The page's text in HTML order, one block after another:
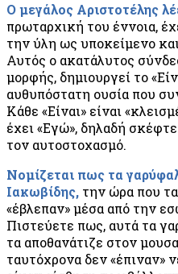
Ο μεγάλος Αριστοτέλης
πρωταρχική του έννοια,
την ύλη ως υποκείμενο
Αυτός ο ακατάλυτος
μορφής, δημιουργεί το
αυθυπόστατη ουσία που
Κάθε «Είναι» είναι
έχει «Εγώ», δηλαδή
τον αυτοστοχασμό.
Νομίζεται πως τα
Ιακωβίδης, την ώρα που
«έβλεπαν» μέσα από την
Πιστεύετε πως, αυτά τα
τα αποθανάτιζε στον
ταυτόχρονα δεν «έπιναν»